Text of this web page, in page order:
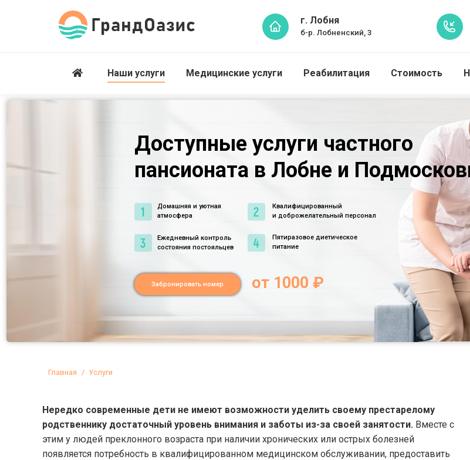
г. Лобня
б-р. Лобненский, 3
Наши услуги Медицинские услуги Реабилитация Стоимость
Доступные услуги частного
пансионата в Лобне и
Домашняя и уютная
атмосфера
Ежедневный контроль
состояния постояльцев
Квалифицированный
и доброжелательный персонал
Пятиразовое диетическое
питание
Забронировать номер от 1000 ₽
Вы здесь:
Главная Услуги
Нередко современные дети не имеют возможности уделить своему престарелому
родственнику достаточный уровень внимания и заботы из-за своей занятости. Вместе с
этим у людей преклонного возраста при наличии хронических или острых болезней
появляется потребность в квалифицированном медицинском обслуживании, предоставить